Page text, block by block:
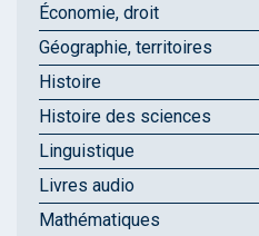
Économie, droit
Géographie, territoires
Histoire
Histoire des sciences
Linguistique
Livres audio
Mathématiques